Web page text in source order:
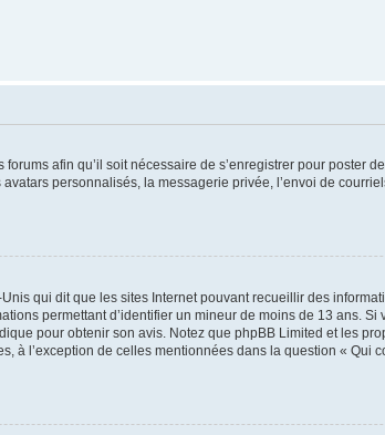
afin qu’il soit nécessaire de s’enregistrer pour poster
personnalisés, la messagerie privée, l’envoi de
qui dit que les sites Internet pouvant recueillir des
permettant d’identifier un mineur de moins de 13 ans.
pour obtenir son avis. Notez que phpBB Limited et les
à l’exception de celles mentionnées dans la question « Qui